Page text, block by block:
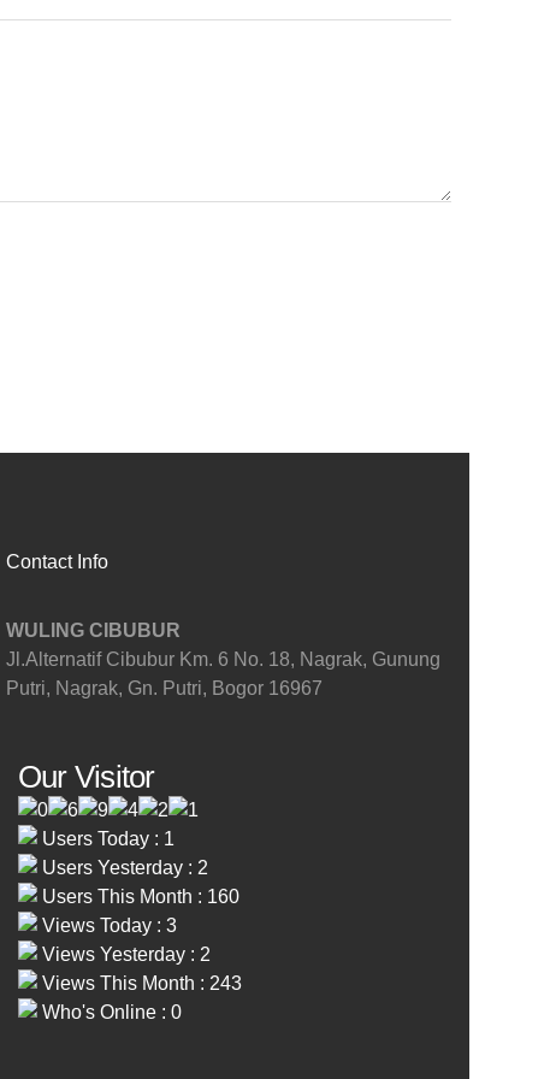
Contact Info
WULING CIBUBUR
Jl.Alternatif Cibubur Km. 6 No. 18, Nagrak, Gunung
Putri, Nagrak, Gn. Putri, Bogor 16967
Our Visitor
Users Today : 1
Users Yesterday : 2
Users This Month : 160
Views Today : 3
Views Yesterday : 2
Views This Month : 243
Who's Online : 0